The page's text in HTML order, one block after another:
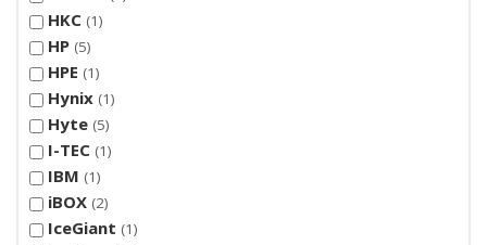
HKC 1
HP 5
HPE 1
Hynix 1
Hyte 5
I-TEC 1
IBM 1
iBOX 2
IceGiant 1